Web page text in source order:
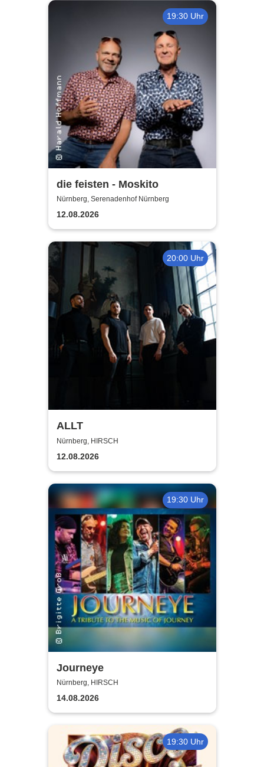
19:30 Uhr
die feisten - Moskito
Nürnberg, Serenadenhof Nürnberg
12.08.2026
20:00 Uhr
ALLT
Nürnberg, HIRSCH
12.08.2026
19:30 Uhr
Journeye
Nürnberg, HIRSCH
14.08.2026
19:30 Uhr